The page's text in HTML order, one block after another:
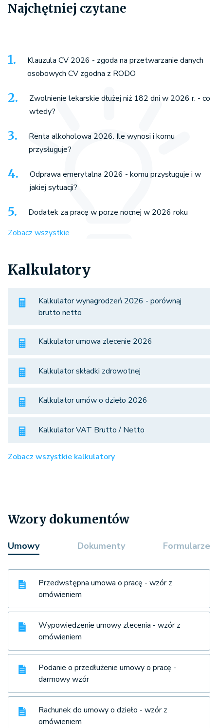
Najchętniej czytane
Klauzula CV 2026 - zgoda na przetwarzanie danych
osobowych CV zgodna z RODO
Zwolnienie lekarskie dłużej niż 182 dni w 2026 r. - co
wtedy?
Renta alkoholowa 2026. Ile wynosi i komu
przysługuje?
Odprawa emerytalna 2026 - komu przysługuje i w
jakiej sytuacji?
Dodatek za pracę w porze nocnej w 2026 roku
Zobacz wszystkie
Kalkulatory
Kalkulator wynagrodzeń 2026 - porównaj
brutto netto
Kalkulator umowa zlecenie 2026
Kalkulator składki zdrowotnej
Kalkulator umów o dzieło 2026
Kalkulator VAT Brutto / Netto
Zobacz wszystkie kalkulatory
Wzory dokumentów
Umowy Dokumenty Formularze
Przedwstępna umowa o pracę - wzór z
omówieniem
Wypowiedzenie umowy zlecenia - wzór z
omówieniem
Podanie o przedłużenie umowy o pracę -
darmowy wzór
Rachunek do umowy o dzieło - wzór z
omówieniem